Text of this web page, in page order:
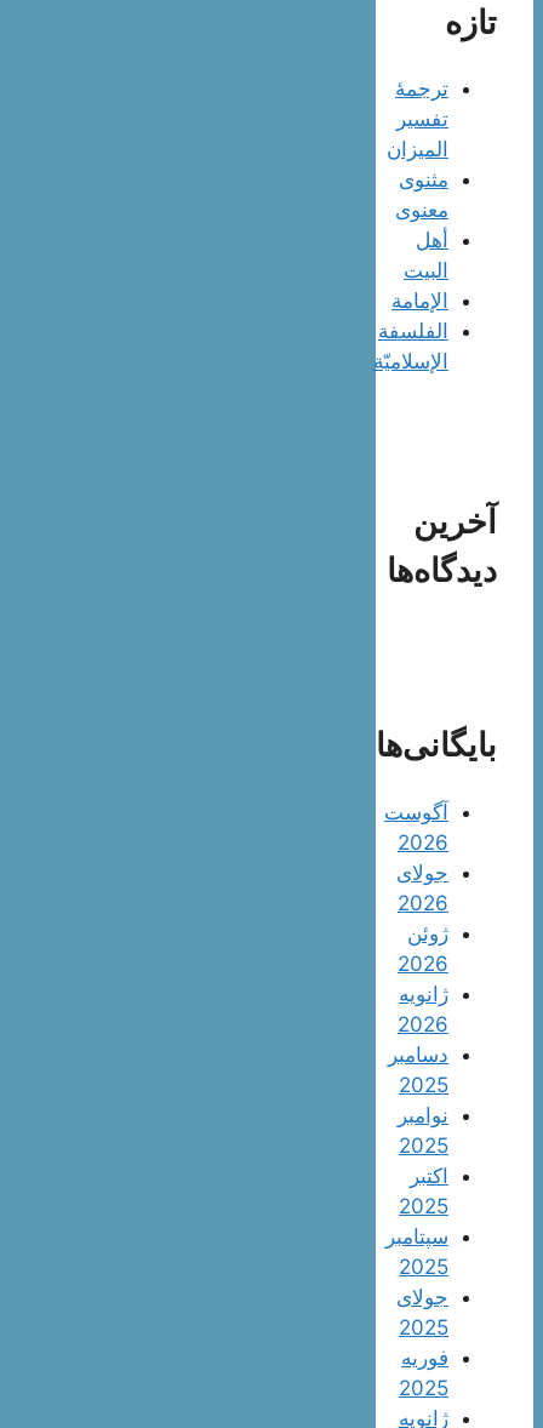
تازه
ترجمۀ
تفسیر
المیزان
مثنوی
معنوی
أهل
البيت
الإمامة
الفلسفة
الإسلاميّة
آخرین
دیدگاه‌ها
بایگانی‌ها
آگوست
2026
جولای
2026
ژوئن
2026
ژانویه
2026
دسامبر
2025
نوامبر
2025
اکتبر
2025
سپتامبر
2025
جولای
2025
فوریه
2025
ژانویه